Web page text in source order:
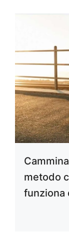
metodo
funziona